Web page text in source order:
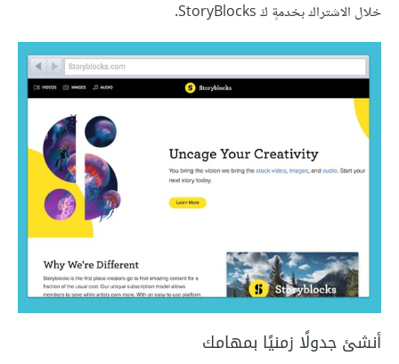
خلال الاشتراك بخدمةٍ كَ StoryBlocks.
أنشئ جدولًا زمنيًا بمهامك